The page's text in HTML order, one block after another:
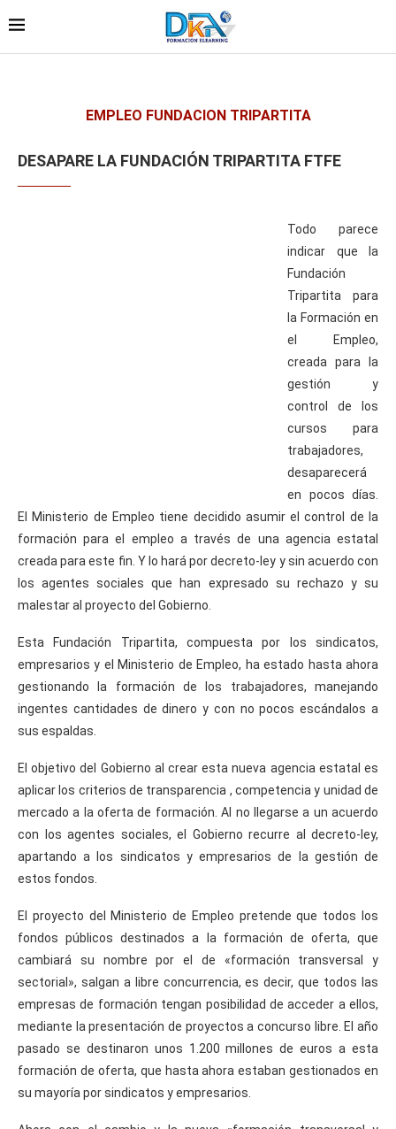
EMPLEO FUNDACION TRIPARTITA
DESAPARE LA FUNDACIÓN TRIPARTITA FTFE
Todo parece
indicar que la
Fundación
Tripartita para
la Formación en
el Empleo,
creada para la
gestión y
control de los
cursos para
trabajadores,
desaparecerá
en pocos días.
El Ministerio de Empleo tiene decidido asumir el control de la
formación para el empleo a través de una agencia estatal
creada para este fin. Y lo hará por decreto-ley y sin acuerdo con
los agentes sociales que han expresado su rechazo y su
malestar al proyecto del Gobierno.
Esta Fundación Tripartita, compuesta por los sindicatos,
empresarios y el Ministerio de Empleo, ha estado hasta ahora
gestionando la formación de los trabajadores, manejando
ingentes cantidades de dinero y con no pocos escándalos a
sus espaldas.
El objetivo del Gobierno al crear esta nueva agencia estatal es
aplicar los criterios de transparencia , competencia y unidad de
mercado a la oferta de formación. Al no llegarse a un acuerdo
con los agentes sociales, el Gobierno recurre al decreto-ley,
apartando a los sindicatos y empresarios de la gestión de
estos fondos.
El proyecto del Ministerio de Empleo pretende que todos los
fondos públicos destinados a la formación de oferta, que
cambiará su nombre por el de «formación transversal y
sectorial», salgan a libre concurrencia, es decir, que todos las
empresas de formación tengan posibilidad de acceder a ellos,
mediante la presentación de proyectos a concurso libre. El año
pasado se destinaron unos 1.200 millones de euros a esta
formación de oferta, que hasta ahora estaban gestionados en
su mayoría por sindicatos y empresarios.